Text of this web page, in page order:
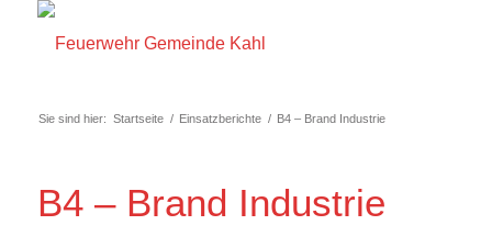
Sie sind hier: Startseite / Einsatzberichte / B4 – Brand Industrie
B4 – Brand Industrie